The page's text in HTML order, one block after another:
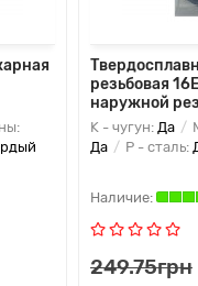
резьбовая
наружной
K - чугун: Да
Да
P - сталь:
249.75грн